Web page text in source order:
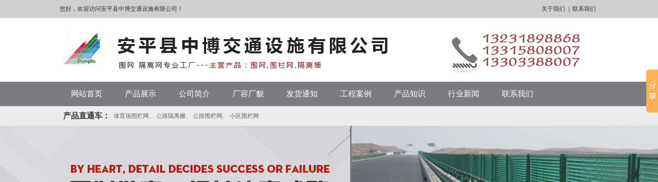
您好，欢迎访问安平县中博交通设施有限公司！ 关于我们 联系我们
网站首页 产品展示 公司简介 厂容厂貌 发货通知 工程案例 产品知识 行业新闻 联系我们
产品直通车： 体育场围栏网 、 公路隔离栅、 公路围栏网 、 小区围栏网